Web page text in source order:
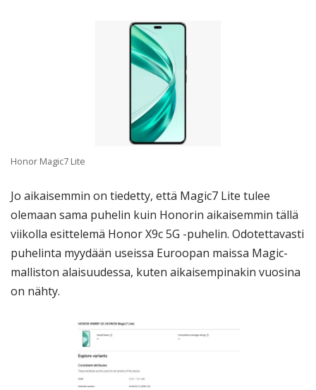
Honor Magic7 Lite
Jo aikaisemmin on tiedetty, että Magic7 Lite tulee
olemaan sama puhelin kuin Honorin aikaisemmin tällä
viikolla esittelemä Honor X9c 5G -puhelin. Odotettavasti
puhelinta myydään useissa Euroopan maissa Magic-
malliston alaisuudessa, kuten aikaisempinakin vuosina
on nähty.